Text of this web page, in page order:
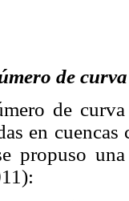
de
de
en
propuso